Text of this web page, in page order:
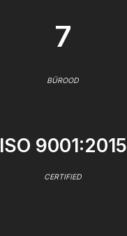
7
BÜROOD
ISO 9001:2015
CERTIFIED